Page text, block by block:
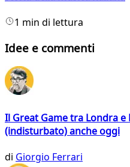
1 min di lettura
Idee e commenti
Il Great Game tra Londra
(indisturbato) anche oggi
di Giorgio Ferrari